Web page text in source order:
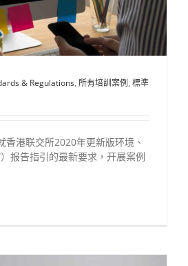
& Regulations, 所有培訓案例, 標準
香港联交所2020年更新版环境、
）报告指引的最新要求，开展案例